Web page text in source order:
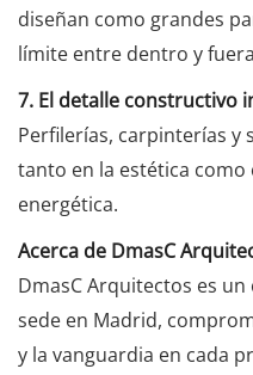
diseñan como grandes
límite entre dentro y
7. El detalle constructivo
Perfilerías, carpinterías y
tanto en la estética como
energética.
Acerca de DmasC
DmasC Arquitectos es
sede en Madrid,
y la vanguardia en cada